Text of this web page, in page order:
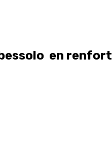
en renfort